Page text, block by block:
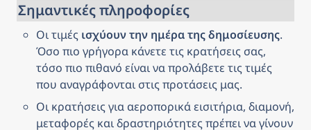
Σημαντικές πληροφορίες
Οι τιμές ισχύουν την ημέρα της δημοσίευσης.
Όσο πιο γρήγορα κάνετε τις κρατήσεις σας,
τόσο πιο πιθανό είναι να προλάβετε τις τιμές
που αναγράφονται στις προτάσεις μας.
Οι κρατήσεις για αεροπορικά εισιτήρια, διαμονή,